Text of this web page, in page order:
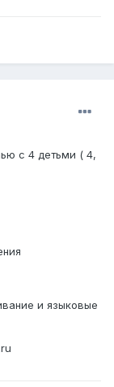
с 4 детьми ( 4,
и языковые